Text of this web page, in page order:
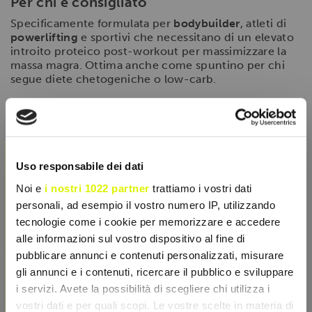
×
Uso responsabile dei dati
Noi e i nostri 1022 partner trattiamo i vostri dati
personali, ad esempio il vostro numero IP, utilizzando
tecnologie come i cookie per memorizzare e accedere
alle informazioni sul vostro dispositivo al fine di
pubblicare annunci e contenuti personalizzati, misurare
gli annunci e i contenuti, ricercare il pubblico e sviluppare
i servizi. Avete la possibilità di scegliere chi utilizza i
vostri dati e per quali scopi. Le vostre scelte in materia di
Specificamente formulata per bodybuilder, atleti di
powerlifting e sportivi che necessitano di un elevato
introito proteico post-workout per massimizzare la
massa magra. Ottima anche come spuntino per chi
segue diete chetogeniche o low-carb.
Modalità d'uso
Si consiglia di consumare 1 barretta al giorno,
proteico di metà giornata per spezzare la fame senza
impatti sulla glicemia.
SCHEDA TECNICA
CARATTERISTICHE